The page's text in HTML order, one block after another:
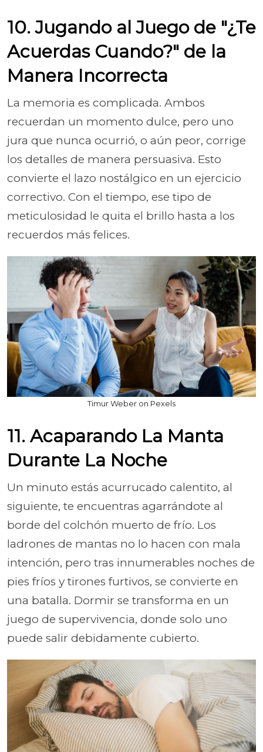
10. Jugando al Juego de "¿Te
Acuerdas Cuando?" de la
Manera Incorrecta
La memoria es complicada. Ambos
recuerdan un momento dulce, pero uno
jura que nunca ocurrió, o aún peor, corrige
los detalles de manera persuasiva. Esto
convierte el lazo nostálgico en un ejercicio
correctivo. Con el tiempo, ese tipo de
meticulosidad le quita el brillo hasta a los
recuerdos más felices.
Timur Weber on Pexels
11. Acaparando La Manta
Durante La Noche
Un minuto estás acurrucado calentito, al
siguiente, te encuentras agarrándote al
borde del colchón muerto de frío. Los
ladrones de mantas no lo hacen con mala
intención, pero tras innumerables noches de
pies fríos y tirones furtivos, se convierte en
una batalla. Dormir se transforma en un
juego de supervivencia, donde solo uno
puede salir debidamente cubierto.